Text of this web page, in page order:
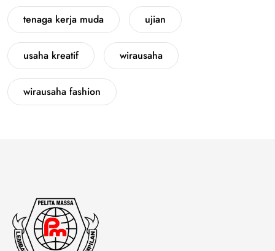
tenaga kerja muda ujian
usaha kreatif wirausaha
wirausaha fashion